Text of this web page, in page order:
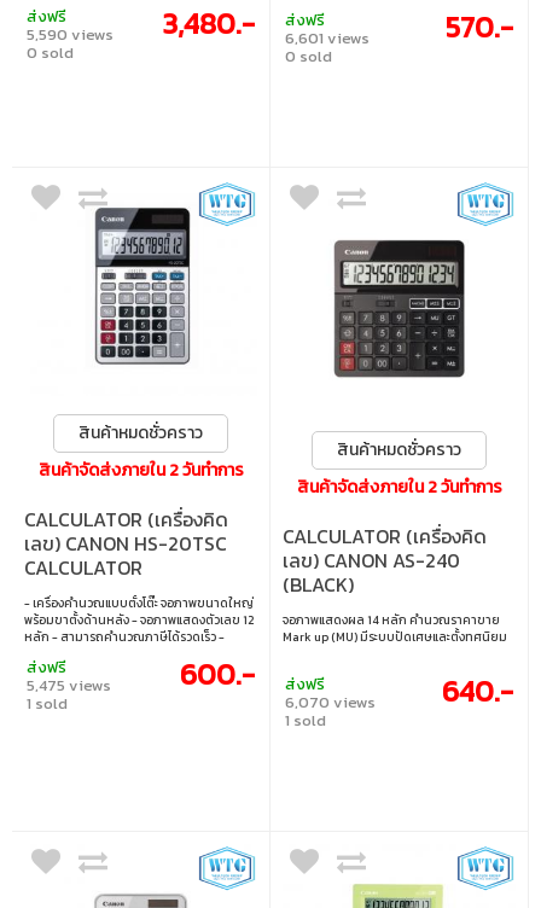
ส่งฟรี
5,590 views
0 sold
3,480.- ส่งฟรี
6,601 views
0 sold
570.-
สินค้าหมดชั่วคราว
สินค้าจัดส่งภายใน 2 วันทำการ
CALCULATOR (เครื่องคิด
เลข) CANON HS-20TSC
CALCULATOR
(BLACK&SILVER)
- เครื่องคำนวณแบบตั้งโต๊ะ จอภาพขนาดใหญ่
พร้อมขาตั้งด้านหลัง - จอภาพแสดงตัวเลข 12
หลัก - สามารถคำนวณภาษีได้รวดเร็ว -
สินค้า (COST, SELL, MAR)
ส่งฟรี
5,475 views
1 sold
600.-
สินค้าหมดชั่วคราว
สินค้าจัดส่งภายใน 2 วันทำการ
CALCULATOR (เครื่องคิด
เลข) CANON AS-240
(BLACK)
จอภาพแสดงผล 14 หลัก คำนวณราคาขาย
Mark up (MU) มีระบบปัดเศษและตั้งทศนิยม
ส่งฟรี
6,070 views
1 sold
640.-